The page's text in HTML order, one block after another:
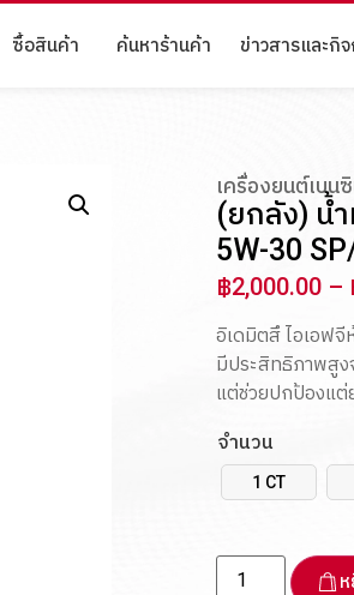
ซื้อสินค้า ค้นหาร้านค้า ข่าวสารและกิ
เครื่องยนต์เบน
(ยกลัง) น้ำ
5W-30
฿2,000.00 –
อิเดมิตสึ ไอเอฟ
มีประสิทธิภาพสูง
แต่ช่วยปกป้องแต่
จำนวน
1 CT